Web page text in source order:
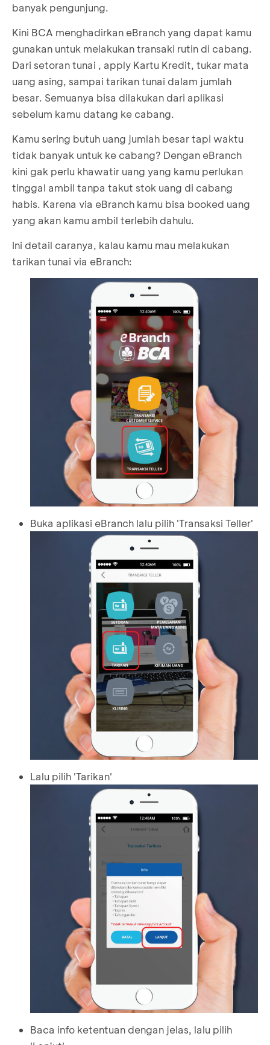
banyak pengunjung.
Kini BCA menghadirkan eBranch yang dapat kamu
gunakan untuk melakukan transaki rutin di cabang.
Dari setoran tunai , apply Kartu Kredit, tukar mata
uang asing, sampai tarikan tunai dalam jumlah
besar. Semuanya bisa dilakukan dari aplikasi
sebelum kamu datang ke cabang.
Kamu sering butuh uang jumlah besar tapi waktu
tidak banyak untuk ke cabang? Dengan eBranch
kini gak perlu khawatir uang yang kamu perlukan
tinggal ambil tanpa takut stok uang di cabang
habis. Karena via eBranch kamu bisa booked uang
yang akan kamu ambil terlebih dahulu.
Ini detail caranya, kalau kamu mau melakukan
tarikan tunai via eBranch:
Buka aplikasi eBranch lalu pilih 'Transaksi Teller'
Lalu pilih 'Tarikan'
Baca info ketentuan dengan jelas, lalu pilih